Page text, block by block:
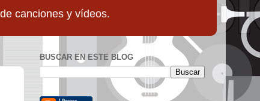
canciones y vídeos.
BUSCAR EN ESTE BLOG